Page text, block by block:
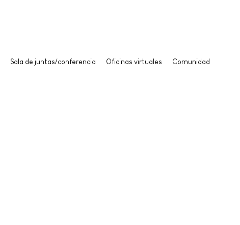
Sala de juntas/conferencia Oficinas virtuales Comunidad